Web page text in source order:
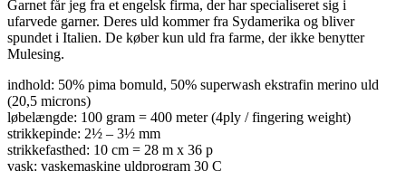
Garnet får jeg fra et engelsk firma, der har specialiseret sig i
ufarvede garner. Deres uld kommer fra Sydamerika og bliver
spundet i Italien. De køber kun uld fra farme, der ikke benytter
Mulesing.
indhold: 50% pima bomuld, 50% superwash ekstrafin merino uld
(20,5 microns)
løbelængde: 100 gram = 400 meter (4ply / fingering weight)
strikkepinde: 2½ – 3½ mm
strikkefasthed: 10 cm = 28 m x 36 p
vask: vaskemaskine uldprogram 30 C